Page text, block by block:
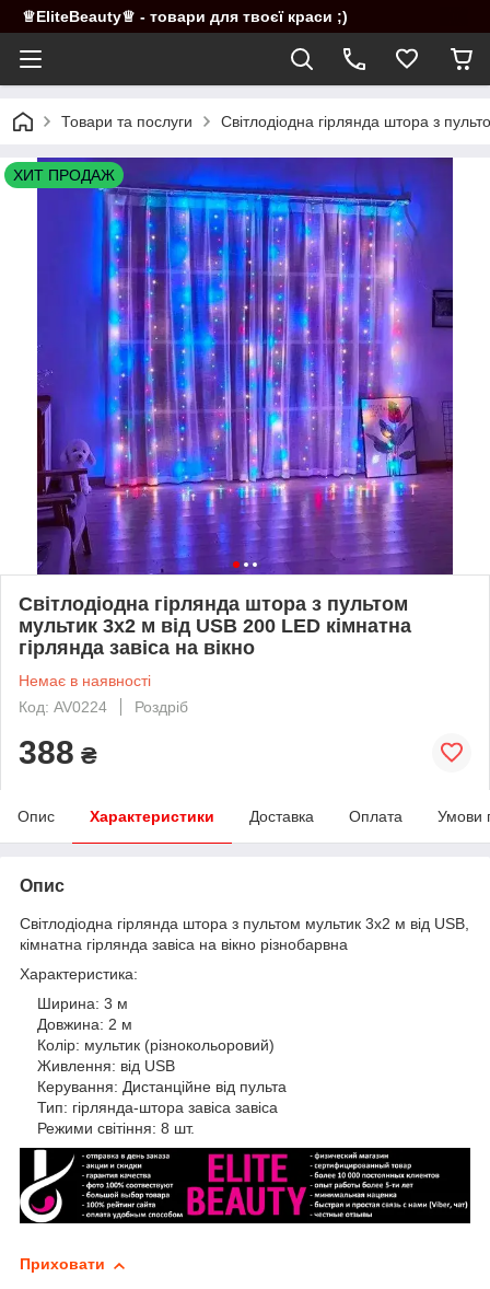
♕EliteBeauty♕ - товари для твоєї краси ;)
Товари та послуги Світлодіодна гірлянда штора з
ХИТ ПРОДАЖ
Світлодіодна гірлянда штора з пультом
мультик 3х2 м від USB 200 LED кімнатна
гірлянда завіса на вікно
Немає в наявності
Код: AV0224
Роздріб
388 ₴
Опис Характеристики Доставка Оплата Умови
Опис
Світлодіодна гірлянда штора з пультом мультик 3х2 м від USB,
кімнатна гірлянда завіса на вікно різнобарвна
Характеристика:
Ширина: 3 м
Довжина: 2 м
Колір: мультик (різнокольоровий)
Живлення: від USB
Керування: Дистанційне від пульта
Тип: гірлянда-штора завіса завіса
Режими світіння: 8 шт.
Приховати